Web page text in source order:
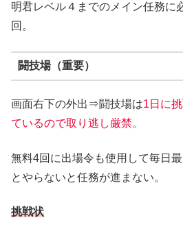
明君レベル４までのメイン任務に
回。
闘技場（重要）
画面右下の外出⇒闘技場は1日に
ているので取り逃し厳禁。
無料4回に出場令も使用して毎日
とやらないと任務が進まない。
挑戦状